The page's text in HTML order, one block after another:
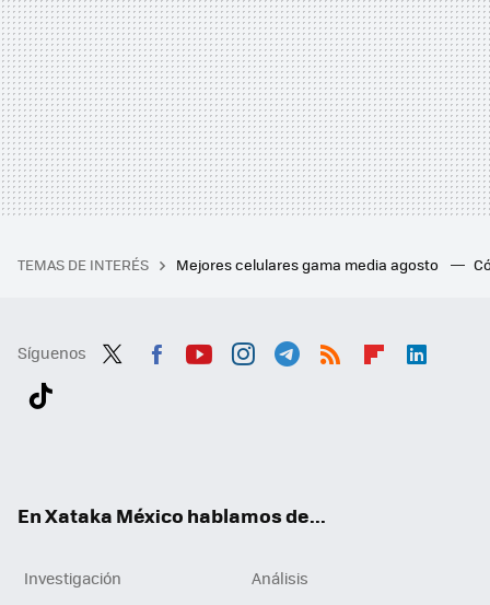
TEMAS DE INTERÉS Mejores celulares gama media agosto
Síguenos
En Xataka México hablamos de...
Investigación
Análisis